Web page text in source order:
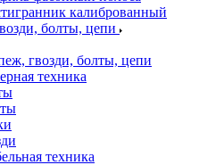
калиброванный
болты, цепи
гвозди, болты, цепи
техника
техника